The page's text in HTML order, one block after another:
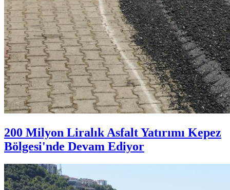
200 Milyon Liralık Asfalt Yatırımı Kepez
Bölgesi'nde Devam Ediyor